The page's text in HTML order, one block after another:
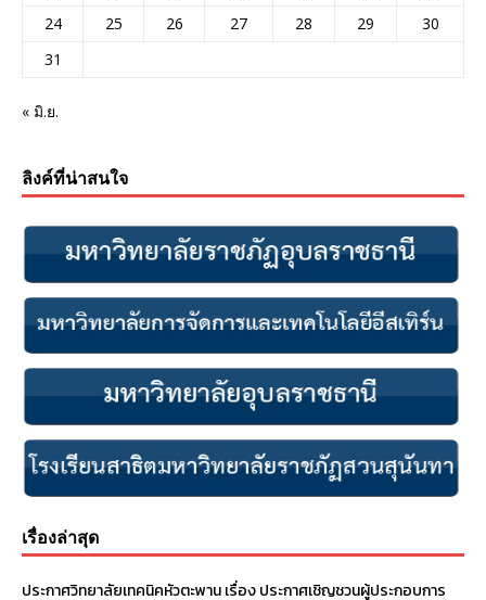
24
25 26 27 28 29
30
31
« มิ.ย.
ลิงค์ที่น่าสนใจ
เรื่องล่าสุด
ประกาศวิทยาลัยเทคนิคหัวตะพาน เรื่อง ประกาศเชิญชวนผู้ประกอบการ